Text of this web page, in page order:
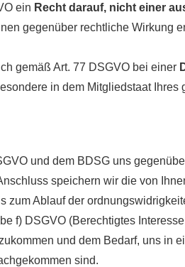
ein Recht darauf, nicht einer
gegenüber rechtliche Wirkung
gemäß Art. 77 DSGVO bei einer
in dem Mitgliedstaat
und dem BDSG uns
speichern wir die von
zum Ablauf der
f) DSGVO (Berechtigtes
und dem Bedarf, uns
sind.